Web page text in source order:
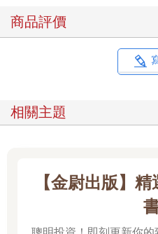
商品評價
相關主題
【金尉出版】